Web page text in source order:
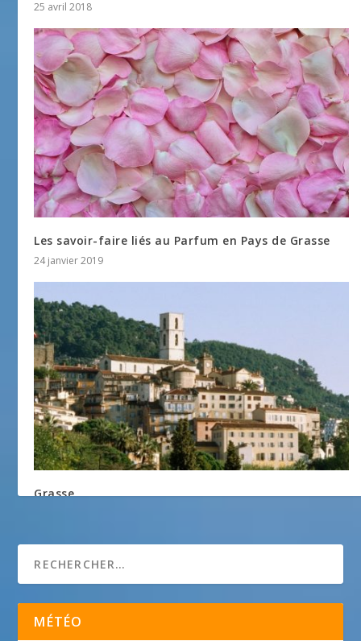
25 avril 2018
Les savoir-faire liés au Parfum en Pays de Grasse
24 janvier 2019
Grasse
MÉTÉO